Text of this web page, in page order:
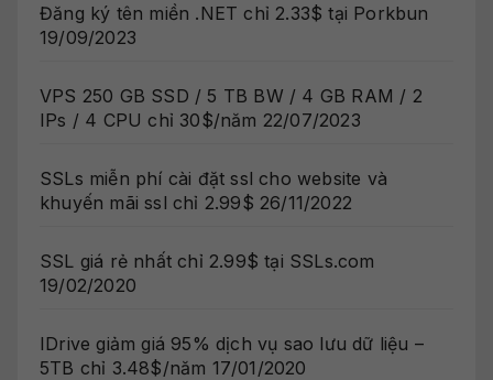
Đăng ký tên miền .NET chỉ 2.33$ tại Porkbun
19/09/2023
VPS 250 GB SSD / 5 TB BW / 4 GB RAM / 2
IPs / 4 CPU chỉ 30$/năm 22/07/2023
SSLs miễn phí cài đặt ssl cho website và
khuyến mãi ssl chỉ 2.99$ 26/11/2022
SSL giá rẻ nhất chỉ 2.99$ tại SSLs.com
19/02/2020
IDrive giảm giá 95% dịch vụ sao lưu dữ liệu –
5TB chỉ 3.48$/năm 17/01/2020